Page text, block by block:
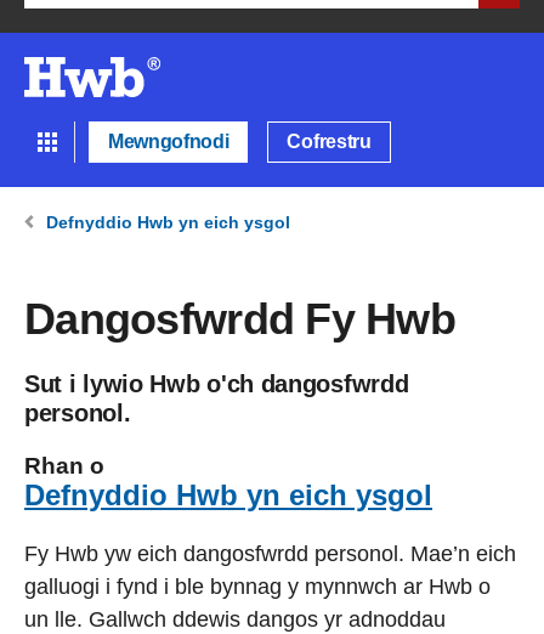
Mewngofnodi Cofrestru
Defnyddio Hwb yn eich ysgol
Dangosfwrdd Fy Hwb
Sut i lywio Hwb o'ch dangosfwrdd
personol.
Rhan o
Defnyddio Hwb yn eich ysgol
Fy Hwb yw eich dangosfwrdd personol. Mae’n eich
galluogi i fynd i ble bynnag y mynnwch ar Hwb o
un lle. Gallwch ddewis dangos yr adnoddau